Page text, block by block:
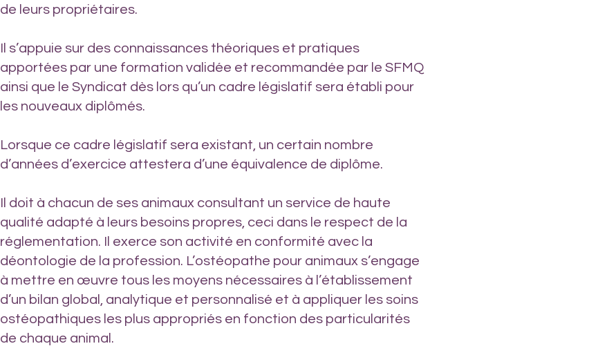
de leurs propriétaires.
Il s’appuie sur des connaissances théoriques et pratiques
apportées par une formation validée et recommandée par le SFMQ
ainsi que le Syndicat dès lors qu’un cadre législatif sera établi pour
les nouveaux diplômés.
Lorsque ce cadre législatif sera existant, un certain nombre
d’années d’exercice attestera d’une équivalence de diplôme.
Il doit à chacun de ses animaux consultant un service de haute
qualité adapté à leurs besoins propres, ceci dans le respect de la
réglementation. Il exerce son activité en conformité avec la
déontologie de la profession. L’ostéopathe pour animaux s’engage
à mettre en œuvre tous les moyens nécessaires à l’établissement
d’un bilan global, analytique et personnalisé et à appliquer les soins
ostéopathiques les plus appropriés en fonction des particularités
de chaque animal.